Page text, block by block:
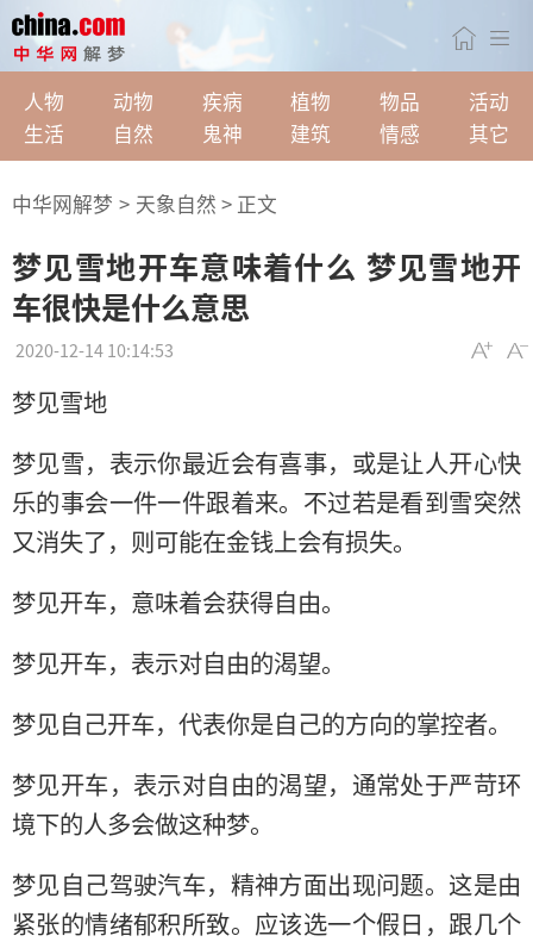
人物 动物 疾病 植物 物品
活动
生活
自然 鬼神 建筑 情感 其它
中华网解梦 > 天象自然 > 正文
梦见雪地开车意味着什么 梦见雪地开
车很快是什么意思
2020-12-14 10:14:53
梦见雪地
梦见雪，表示你最近会有喜事，或是让人开心快
乐的事会一件一件跟着来。不过若是看到雪突然
又消失了，则可能在金钱上会有损失。
梦见开车，意味着会获得自由。
梦见开车，表示对自由的渴望。
梦见自己开车，代表你是自己的方向的掌控者。
梦见开车，表示对自由的渴望，通常处于严苛环
境下的人多会做这种梦。
梦见自己驾驶汽车，精神方面出现问题。这是由
紧张的情绪郁积所致。应该选一个假日，跟几个